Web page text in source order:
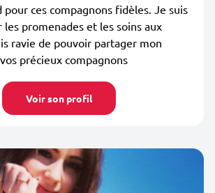
ces compagnons fidèles. Je suis
les promenades et les soins aux
ravie de pouvoir partager mon
précieux compagnons
Voir son profil